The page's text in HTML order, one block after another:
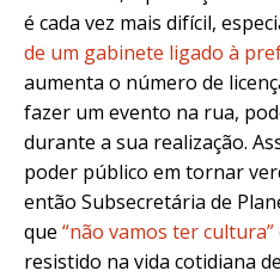
é cada vez mais difícil,
de um gabinete ligado à
aumenta o número de
fazer um evento na rua,
durante a sua realização.
poder público em tornar
então Subsecretária de
que “não vamos ter cultura”
resistido na vida cotidiana